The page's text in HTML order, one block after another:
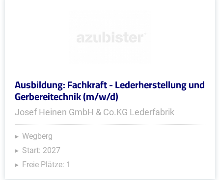
Ausbildung: Fachkraft - Lederherstellung und
Gerbereitechnik (m/w/d)
Josef Heinen GmbH & Co.KG Lederfabrik
Wegberg
Start: 2027
Freie Plätze: 1